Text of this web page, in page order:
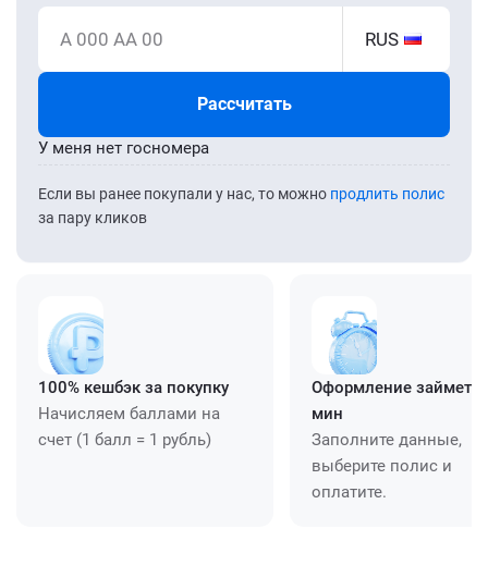
А 000 АА 00 RUS
Рассчитать
Если вы ранее покупали у нас, то можно продлить полис
за пару кликов
У меня нет госномера
100% кешбэк за покупку
Начисляем баллами на
счет (1 балл = 1 рубль)
Оформление займет
мин
Заполните данные,
выберите полис и
оплатите.